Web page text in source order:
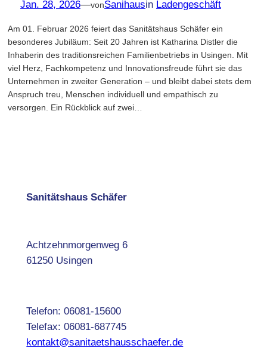
Jan. 28, 2026—vonSanihausin Ladengeschäft
Am 01. Februar 2026 feiert das Sanitätshaus Schäfer ein
besonderes Jubiläum: Seit 20 Jahren ist Katharina Distler die
Inhaberin des traditionsreichen Familienbetriebs in Usingen. Mit
viel Herz, Fachkompetenz und Innovationsfreude führt sie das
Unternehmen in zweiter Generation – und bleibt dabei stets dem
Anspruch treu, Menschen individuell und empathisch zu
versorgen. Ein Rückblick auf zwei…
Sanitätshaus Schäfer
Achtzehnmorgenweg 6
61250 Usingen
Telefon: 06081-15600
Telefax: 06081-687745
kontakt@sanitaetshausschaefer.de